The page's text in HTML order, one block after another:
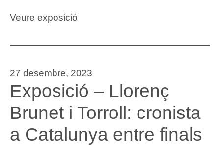
Veure exposició
27 desembre, 2023
Exposició – Llorenç
Brunet i Torroll: cronista
a Catalunya entre finals